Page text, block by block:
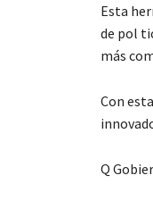
Esta
de pol
más
Con
Q